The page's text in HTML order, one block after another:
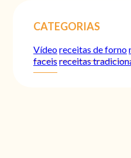
CATEGORIAS
Vídeoreceitas de forno
faceisreceitas